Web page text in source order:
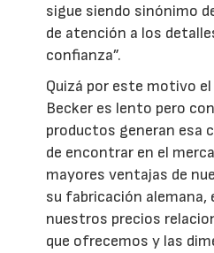
sigue siendo sinónimo
de atención a los
confianza”.
Quizá por este motivo
Becker es lento pero
productos generan esa
de encontrar en el
mayores ventajas de
su fabricación alemana,
nuestros precios
que ofrecemos y las